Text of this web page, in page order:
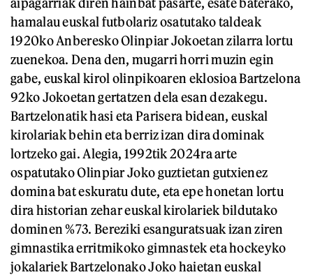
hamalau euskal futbolariz osatutako taldeak
1920ko Anberesko Olinpiar Jokoetan zilarra lortu
zuenekoa. Dena den, mugarri horri muzin egin
gabe, euskal kirol olinpikoaren eklosioa Bartzelona
92ko Jokoetan gertatzen dela esan dezakegu.
Bartzelonatik hasi eta Parisera bidean, euskal
kirolariak behin eta berriz izan dira dominak
lortzeko gai. Alegia, 1992tik 2024ra arte
ospatutako Olinpiar Joko guztietan gutxienez
domina bat eskuratu dute, eta epe honetan lortu
dira historian zehar euskal kirolariek bildutako
dominen %73. Bereziki esanguratsuak izan ziren
gimnastika erritmikoko gimnastek eta hockeyko
jokalariek Bartzelonako Joko haietan euskal